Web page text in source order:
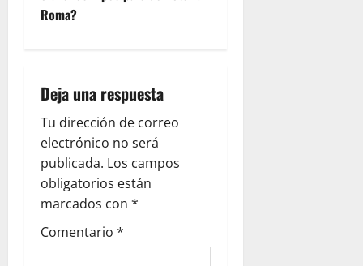
a
ó
n
d
e
e
Roma?
Deja una respuesta
Tu dirección de correo
electrónico no será
publicada. Los campos
obligatorios están
marcados con *
Comentario *